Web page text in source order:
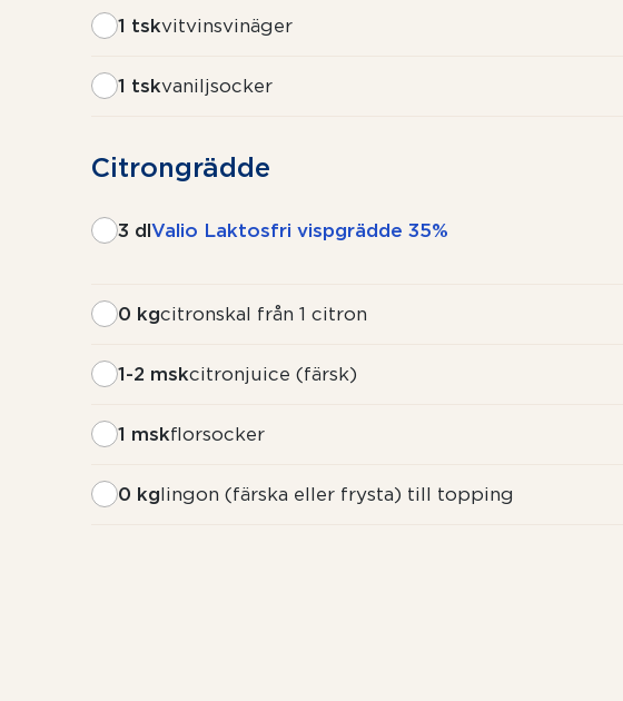
1 tskvitvinsvinäger
1 tskvaniljsocker
Citrongrädde
3 dlValio Laktosfri vispgrädde 35%
0 kgcitronskal från 1 citron
1-2 mskcitronjuice (färsk)
1 mskflorsocker
0 kglingon (färska eller frysta) till topping